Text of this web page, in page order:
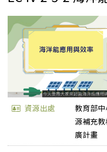
資源出處
教育部
源補充
廣計畫